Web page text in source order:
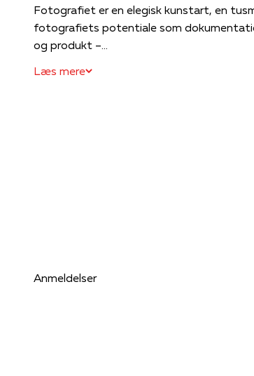
Fotografiet er en elegisk kunstart, en
fotografiets potentiale som
og produkt –...
Læs mere
Anmeldelser